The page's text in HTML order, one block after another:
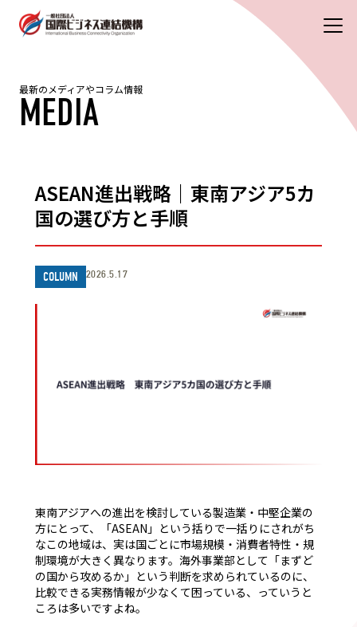
最新のメディアやコラム情報
MEDIA
ASEAN進出戦略｜東南アジア5カ
国の選び方と手順
COLUMN 2026.5.17
東南アジアへの進出を検討している製造業・中堅企業の
方にとって、「ASEAN」という括りで一括りにされがち
なこの地域は、実は国ごとに市場規模・消費者特性・規
制環境が大きく異なります。海外事業部として「まずど
の国から攻めるか」という判断を求められているのに、
比較できる実務情報が少なくて困っている、っていうと
ころは多いですよね。